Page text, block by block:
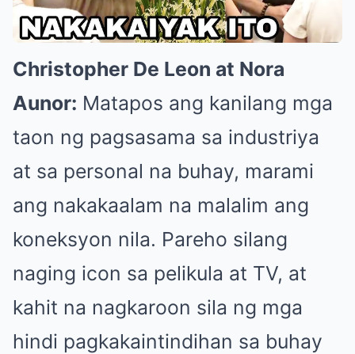
Christopher De Leon at Nora
Aunor: Matapos ang kanilang mga
taon ng pagsasama sa industriya
at sa personal na buhay, marami
ang nakakaalam na malalim ang
koneksyon nila. Pareho silang
naging icon sa pelikula at TV, at
kahit na nagkaroon sila ng mga
hindi pagkakaintindihan sa buhay